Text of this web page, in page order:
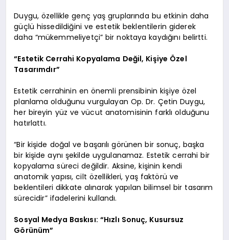
Duygu, özellikle genç yaş gruplarında bu etkinin daha
güçlü hissedildiğini ve estetik beklentilerin giderek
daha “mükemmeliyetçi” bir noktaya kaydığını belirtti.
“Estetik Cerrahi Kopyalama Değil, Kişiye Özel
Tasarımdır”
Estetik cerrahinin en önemli prensibinin kişiye özel
planlama olduğunu vurgulayan Op. Dr. Çetin Duygu,
her bireyin yüz ve vücut anatomisinin farklı olduğunu
hatırlattı.
“Bir kişide doğal ve başarılı görünen bir sonuç, başka
bir kişide aynı şekilde uygulanamaz. Estetik cerrahi bir
kopyalama süreci değildir. Aksine, kişinin kendi
anatomik yapısı, cilt özellikleri, yaş faktörü ve
beklentileri dikkate alınarak yapılan bilimsel bir tasarım
sürecidir” ifadelerini kullandı.
Sosyal Medya Baskısı: “Hızlı Sonuç, Kusursuz
Görünüm”